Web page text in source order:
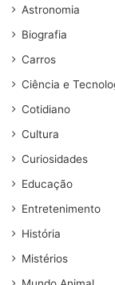
Astronomia
Biografia
Carros
Ciência e
Cotidiano
Cultura
Curiosidades
Educação
Entretenimento
História
Mistérios